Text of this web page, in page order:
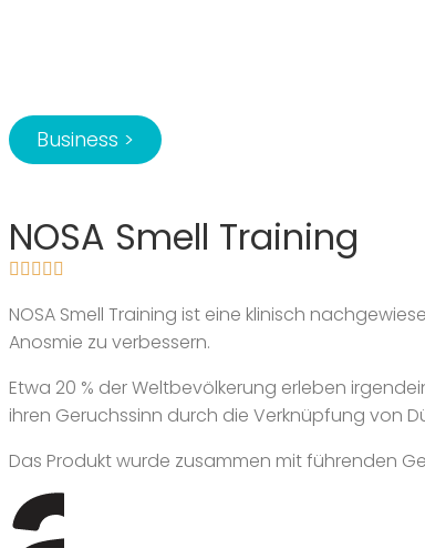
Business >
NOSA Smell Training
NOSA Smell Training ist eine klinisch
Anosmie zu verbessern.
Etwa 20 % der Weltbevölkerung erleben
ihren Geruchssinn durch die Verknüpfung von
Das Produkt wurde zusammen mit führenden